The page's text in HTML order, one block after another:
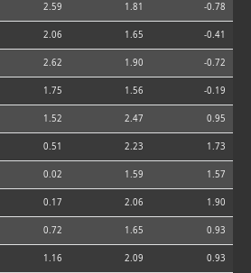
2.59 1.81 -0.78
2.06 1.65 -0.41
2.62 1.90 -0.72
1.75 1.56 -0.19
1.52 2.47 0.95
0.51 2.23 1.73
0.02 1.59 1.57
0.17 2.06 1.90
0.72 1.65 0.93
1.16 2.09 0.93